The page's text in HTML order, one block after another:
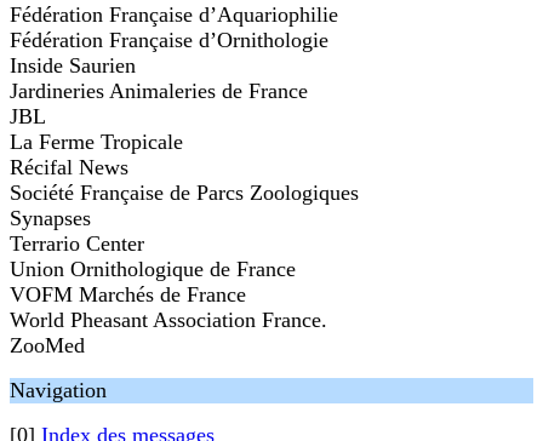
Fédération Française d’Aquariophilie
Fédération Française d’Ornithologie
Inside Saurien
Jardineries Animaleries de France
JBL
La Ferme Tropicale
Récifal News
Société Française de Parcs Zoologiques
Synapses
Terrario Center
Union Ornithologique de France
VOFM Marchés de France
World Pheasant Association France.
ZooMed
Navigation
[0] Index des messages